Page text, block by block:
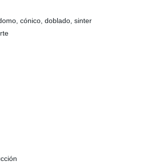
cónico, doblado, sinter